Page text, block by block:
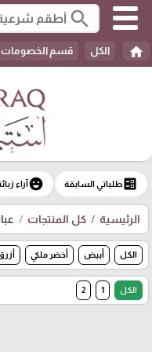
search
home الكل قسم الخصومات
ballotطلباتي السابقة emoji_emotionsآراء
الرئيسية كل المنتجات
الكل أبيض أخضر ملكي
الكل 1
2